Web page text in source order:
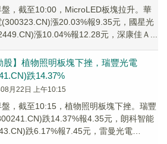
，截至10:00，MicroLED板塊拉升。華
(300323.CN)漲20.03%報9.35元，國星光
漲10.04%報12.28元，深康佳Ａ...
股】植物照明板塊下挫，瑞豐光電
跌14.37%
月22日 上午10:15
，截至10:15，植物照明板塊下挫。瑞豐
跌14.37%報4.35元，朗科智能
跌6.17%報7.45元，雷曼光電